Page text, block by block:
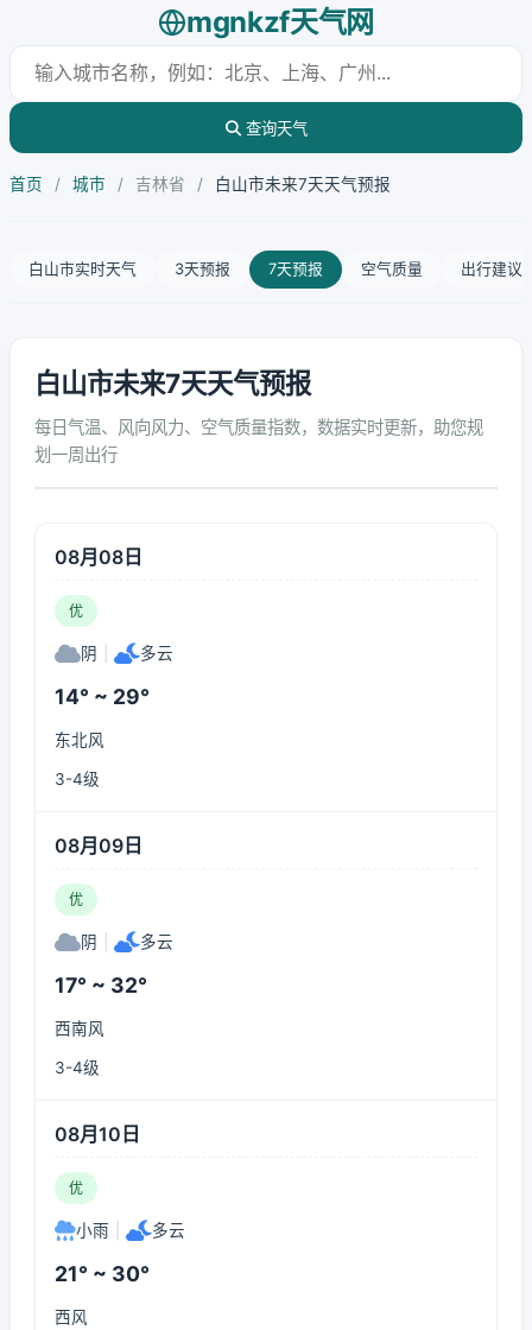
mgnkzf天气网
查询天气
首页 / 城市 / 吉林省 / 白山市未来7天天气预报
白山市实时天气 3天预报 7天预报 空气质量 出行建议
白山市未来7天天气预报
每日气温、风向风力、空气质量指数，数据实时更新，助您规
划一周出行
08月08日
优
阴 多云
14° ~ 29°
东北风
3-4级
08月09日
优
阴 多云
17° ~ 32°
西南风
3-4级
08月10日
优
小雨 多云
21° ~ 30°
西风